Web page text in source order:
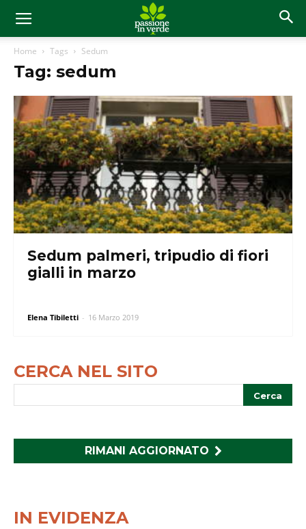
Home Tags Sedum
Tag: sedum
Sedum palmeri, tripudio di fiori
gialli in marzo
Elena Tibiletti - 16 Marzo 2019
CERCA NEL SITO
RIMANI AGGIORNATO
IN EVIDENZA